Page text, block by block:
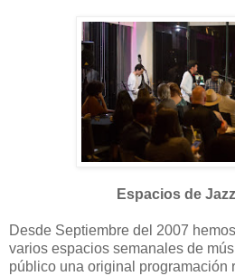
Espacios de
Desde Septiembre del 2007
varios espacios semanales de
público una original programación